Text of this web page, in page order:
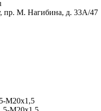
пр. М. Нагибина, д. 33А/47
М20х1,5